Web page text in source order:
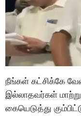
நீங்கள் கட்சிக்கே
இல்லாதவர்கள்
கையெடுத்து